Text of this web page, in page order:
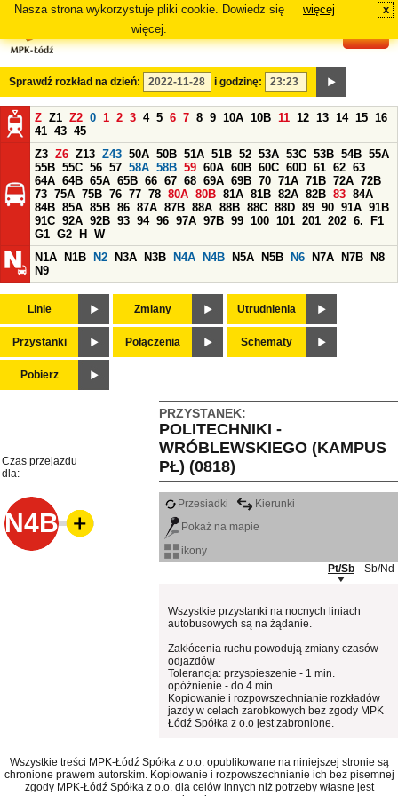
Nasza strona wykorzystuje pliki cookie. Dowiedz się
więcej.
więcej x
Sprawdź rozkład na dzień: i godzinę:
Z Z1 Z2 0 1 2 3 4 5 6 7 8 9 10A 10B 11 12 13 14 15 16
41 43 45
Z3 Z6 Z13 Z43 50A 50B 51A 51B 52 53A 53C 53B 54B 55A
55B 55C 56 57 58A 58B 59 60A 60B 60C 60D 61 62 63
64A 64B 65A 65B 66 67 68 69A 69B 70 71A 71B 72A 72B
73 75A 75B 76 77 78 80A 80B 81A 81B 82A 82B 83 84A
84B 85A 85B 86 87A 87B 88A 88B 88C 88D 89 90 91A 91B
91C 92A 92B 93 94 96 97A 97B 99 100 101 201 202 6.
F1
G1 G2 H
W
N1A
N1B N2 N3A N3B N4A N4B N5A N5B N6 N7A N7B
N8
N9
Linie Zmiany Utrudnienia
Przystanki Połączenia Schematy
Pobierz
PRZYSTANEK:
POLITECHNIKI -
WRÓBLEWSKIEGO (KAMPUS
PŁ) (0818)
Czas przejazdu
dla:
N4B
Przesiadki
Kierunki
Pokaż na mapie
ikony
Pt/Sb
Sb/Nd
Wszystkie przystanki na nocnych liniach
autobusowych są na żądanie.
Zakłócenia ruchu powodują zmiany czasów
odjazdów
Tolerancja: przyspieszenie - 1 min.
opóźnienie - do 4 min.
Kopiowanie i rozpowszechnianie rozkładów
jazdy w celach zarobkowych bez zgody MPK
Łódź Spółka z o.o jest zabronione.
Wszystkie treści MPK-Łódź Spółka z o.o. opublikowane na niniejszej stronie są
chronione prawem autorskim. Kopiowanie i rozpowszechnianie ich bez pisemnej
zgody MPK-Łódź Spółka z o.o. dla celów innych niż potrzeby własne jest